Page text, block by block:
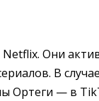
Они
В
Ортеги — в